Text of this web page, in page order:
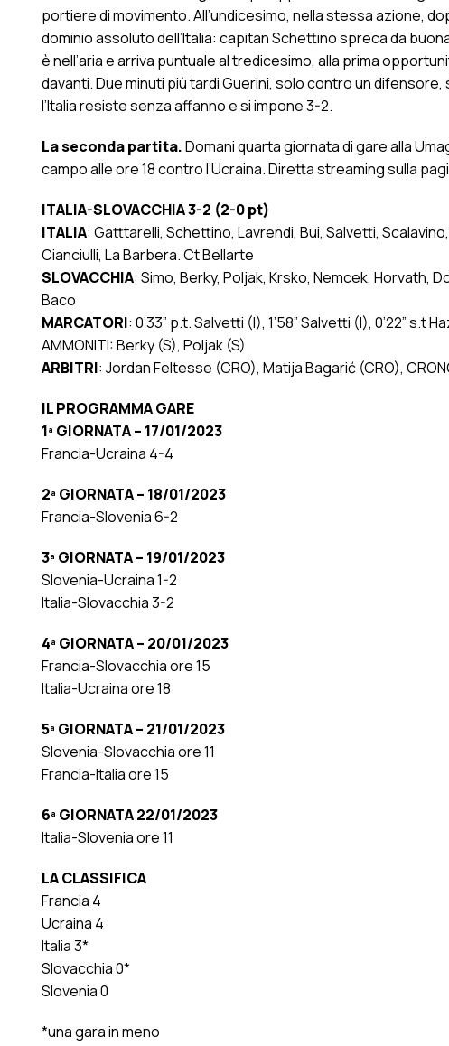
portiere di movimento. All’undicesimo, nella stessa azione,
dominio assoluto dell’Italia: capitan Schettino spreca da
è nell’aria e arriva puntuale al tredicesimo, alla prima
davanti. Due minuti più tardi Guerini, solo contro un
l’Italia resiste senza affanno e si impone 3-2.
La seconda partita.Domani quarta giornata di gare alla
campo alle ore 18 contro l’Ucraina. Diretta streaming sulla
ITALIA-SLOVACCHIA 3-2 (2-0 pt)
ITALIA: Gatttarelli, Schettino, Lavrendi, Bui, Salvetti,
Cianciulli, La Barbera. Ct Bellarte
SLOVACCHIA: Simo, Berky, Poljak, Krsko, Nemcek, Horvath,
Baco
MARCATORI: 0’33” p.t. Salvetti (I), 1’58” Salvetti (I), 0’22” s.t
AMMONITI: Berky (S), Poljak (S)
ARBITRI: Jordan Feltesse (CRO), Matija Bagarić (CRO),
IL PROGRAMMA GARE
1ª GIORNATA – 17/01/2023
Francia-Ucraina 4-4
2ª GIORNATA – 18/01/2023
Francia-Slovenia 6-2
3ª GIORNATA – 19/01/2023
Slovenia-Ucraina 1-2
Italia-Slovacchia 3-2
4ª GIORNATA – 20/01/2023
Francia-Slovacchia ore 15
Italia-Ucraina ore 18
5ª GIORNATA – 21/01/2023
Slovenia-Slovacchia ore 11
Francia-Italia ore 15
6ª GIORNATA 22/01/2023
Italia-Slovenia ore 11
LA CLASSIFICA
Francia 4
Ucraina 4
Italia 3*
Slovacchia 0*
Slovenia 0
*una gara in meno